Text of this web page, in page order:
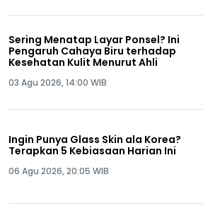
Sering Menatap Layar Ponsel? Ini
Pengaruh Cahaya Biru terhadap
Kesehatan Kulit Menurut Ahli
03 Agu 2026, 14:00 WIB
Ingin Punya Glass Skin ala Korea?
Terapkan 5 Kebiasaan Harian Ini
06 Agu 2026, 20:05 WIB